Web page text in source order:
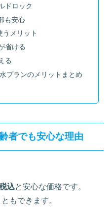
ドロック
も安心
うメリット
省ける
る
プランのメリットまとめ
者でも安心な理由
込と安心な価格です。
もできます。